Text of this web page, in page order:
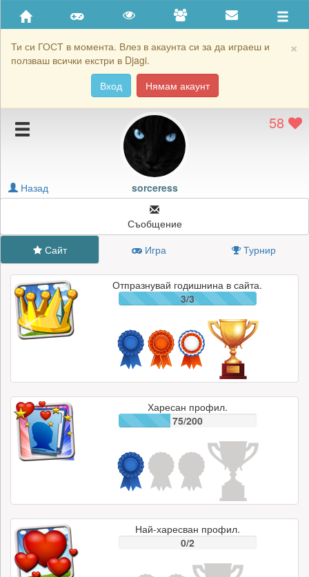
×
Ти си ГОСТ в момента. Влез в акаунта си за да играеш и
ползваш всички екстри в Djagi.
Вход
Нямам акаунт
Приятели
Хронология на игри
Подаръците на sorceress
Картичките на sorceress
Блокирай sorceress
58
sorceress
Назад
Съобщение
Сайт
Игра Турнир
Отпразнувай годишнина в сайта.
3/3
Харесан профил.
75/200
Най-харесван профил.
0/2